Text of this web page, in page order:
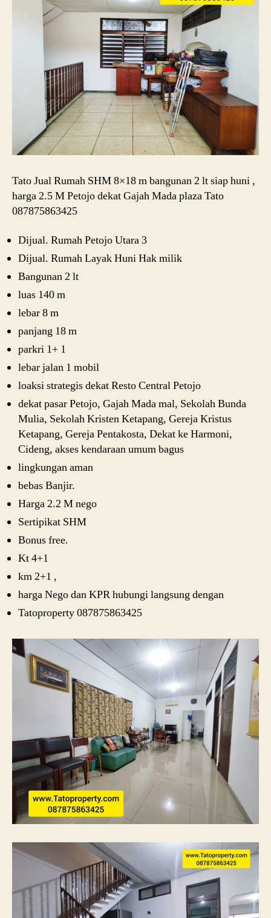
Tato Jual Rumah SHM 8×18 m bangunan 2 lt siap huni ,
harga 2.5 M Petojo dekat Gajah Mada plaza Tato
087875863425
Dijual. Rumah Petojo Utara 3
Dijual. Rumah Layak Huni Hak milik
Bangunan 2 lt
luas 140 m
lebar 8 m
panjang 18 m
parkri 1+ 1
lebar jalan 1 mobil
loaksi strategis dekat Resto Central Petojo
dekat pasar Petojo, Gajah Mada mal, Sekolah Bunda
Mulia, Sekolah Kristen Ketapang, Gereja Kristus
Ketapang, Gereja Pentakosta, Dekat ke Harmoni,
Cideng, akses kendaraan umum bagus
lingkungan aman
bebas Banjir.
Harga 2.2 M nego
Sertipikat SHM
Bonus free.
Kt 4+1
km 2+1 ,
harga Nego dan KPR hubungi langsung dengan
Tatoproperty 087875863425